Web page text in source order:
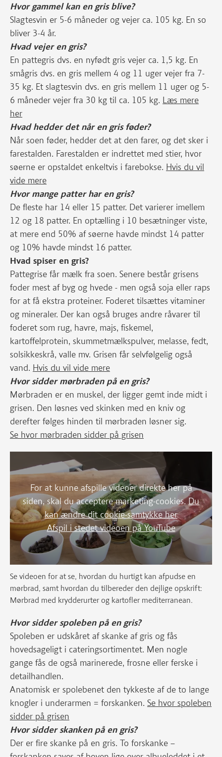
Hvor gammel kan en gris blive?
Slagtesvin er 5-6 måneder og vejer ca. 105 kg. En so
bliver 3-4 år.
Hvad vejer en gris?
En pattegris dvs. en nyfødt gris vejer ca. 1,5 kg. En
smågris dvs. en gris mellem 4 og 11 uger vejer fra 7-
35 kg. Et slagtesvin dvs. en gris mellem 11 uger og 5-
6 måneder vejer fra 30 kg til ca. 105 kg. Læs mere
her
Hvad hedder det når en gris føder?
Når soen føder, hedder det at den farer, og det sker i
farestalden. Farestalden er indrettet med stier, hvor
søerne er opstaldet enkeltvis i farebokse. Hvis du vil
vide mere
Hvor mange patter har en gris?
De fleste har 14 eller 15 patter. Det varierer imellem
12 og 18 patter. En optælling i 10 besætninger viste,
at mere end 50% af søerne havde mindst 14 patter
og 10% havde mindst 16 patter.
Hvad spiser en gris?
Pattegrise får mælk fra soen. Senere består grisens
foder mest af byg og hvede - men også soja eller raps
for at få ekstra proteiner. Foderet tilsættes vitaminer
og mineraler. Der kan også bruges andre råvarer til
foderet som rug, havre, majs, fiskemel,
kartoffelprotein, skummetmælkspulver, melasse, fedt,
solsikkeskrå, valle mv. Grisen får selvfølgelig også
vand. Hvis du vil vide mere
Hvor sidder mørbraden på en gris?
Mørbraden er en muskel, der ligger gemt inde midt i
grisen. Den løsnes ved skinken med en kniv og
derefter følges hinden til mørbraden løsner sig.
Se hvor mørbraden sidder på grisen
For at kunne afspille videoer direkte her på
siden, skal du acceptere marketing-cookies.Du
kan ændre dit cookie-samtykke her
Afspil i stedet videoen på YouTube
Se videoen for at se, hvordan du hurtigt kan afpudse en
mørbrad, samt hvordan du tilbereder den dejlige opskrift:
Mørbrad med krydderurter og kartofler mediterranean.
Hvor sidder spoleben på en gris?
Spoleben er udskåret af skanke af gris og fås
hovedsageligt i cateringsortimentet. Men nogle
gange fås de også marinerede, frosne eller ferske i
detailhandlen.
Anatomisk er spolebenet den tykkeste af de to lange
knogler i underarmen = forskanken. Se hvor spoleben
sidder på grisen
Hvor sidder skanken på en gris?
Der er fire skanke på en gris. To forskanke –